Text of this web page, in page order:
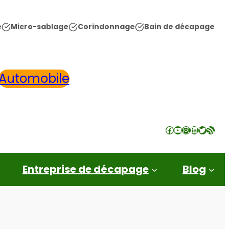
Micro-sablage Corindonnage Bain de décapage
Facebook YouTube InstagramLinkedIn Twitter Flux RSS
entreprise de décapage blog